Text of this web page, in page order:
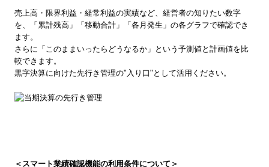
売上高・限界利益・経常利益の実績など、経営者の知りたい数字
を、「累計残高」「移動合計」「各月発生」の各グラフで確認でき
ます。
さらに「このままいったらどうなるか」という予測値と計画値を比
較できます。
黒字決算に向けた先行き管理の"入り口"として活用ください。
＜スマート業績確認機能の利用条件について＞